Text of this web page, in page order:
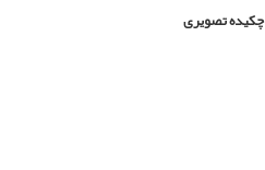
چکیده تصویری